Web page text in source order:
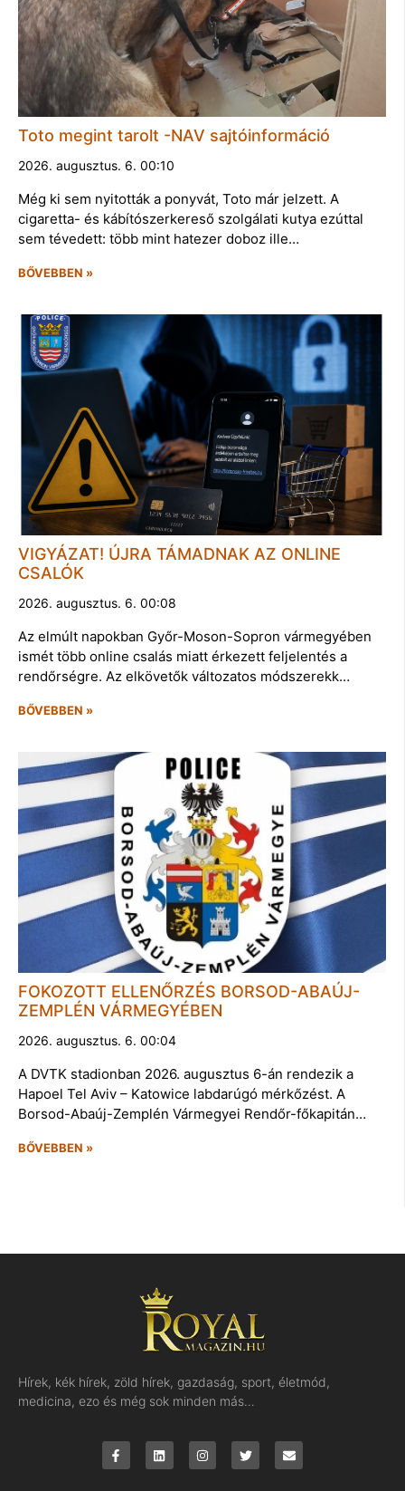
Toto megint tarolt -NAV sajtóinformáció
2026. augusztus. 6. 00:10
Még ki sem nyitották a ponyvát, Toto már jelzett. A
cigaretta- és kábítószerkereső szolgálati kutya ezúttal
sem tévedett: több mint hatezer doboz ille…
BŐVEBBEN »
VIGYÁZAT! ÚJRA TÁMADNAK AZ ONLINE
CSALÓK
2026. augusztus. 6. 00:08
Az elmúlt napokban Győr-Moson-Sopron vármegyében
ismét több online csalás miatt érkezett feljelentés a
rendőrségre. Az elkövetők változatos módszerekk…
BŐVEBBEN »
FOKOZOTT ELLENŐRZÉS BORSOD-ABAÚJ-
ZEMPLÉN VÁRMEGYÉBEN
2026. augusztus. 6. 00:04
A DVTK stadionban 2026. augusztus 6-án rendezik a
Hapoel Tel Aviv – Katowice labdarúgó mérkőzést. A
Borsod-Abaúj-Zemplén Vármegyei Rendőr-főkapitán…
BŐVEBBEN »
Hírek, kék hírek, zöld hírek, gazdaság, sport, életmód,
medicina, ezo és még sok minden más…